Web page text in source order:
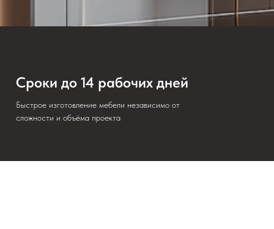
Сроки до 14 рабочих дней
Быстрое изготовление мебели независимо от
сложности и объёма проекта